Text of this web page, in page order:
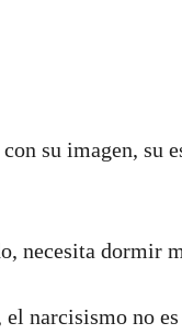
su imagen, su
necesita dormir
narcisismo no es